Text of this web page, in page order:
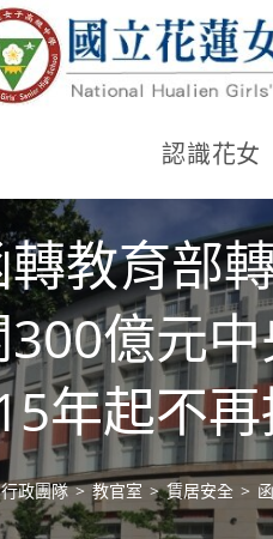
認識花女
教育部
300億元
年起不
行政團隊 > 教官室 > 賃居安全 >